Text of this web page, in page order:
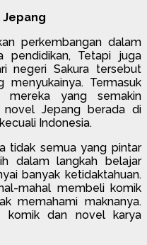
Jepang
perkembangan dalam
pendidikan, Tetapi juga
negeri Sakura tersebut
Termasuk
yang semakin
novel Jepang berada di
Indonesia.
tidak semua yang pintar
dalam langkah belajar
banyak ketidaktahuan.
mahal membeli komik
memahami maknanya.
komik dan novel karya